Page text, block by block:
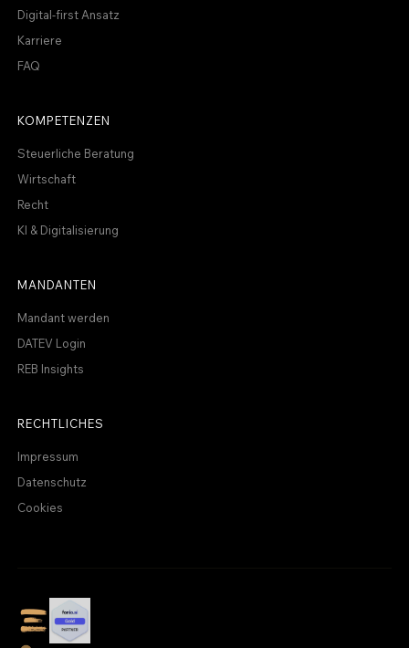
Digital-first Ansatz
Karriere
FAQ
KOMPETENZEN
Steuerliche Beratung
Wirtschaft
Recht
KI & Digitalisierung
MANDANTEN
Mandant werden
DATEV Login
REB Insights
RECHTLICHES
Impressum
Datenschutz
Cookies